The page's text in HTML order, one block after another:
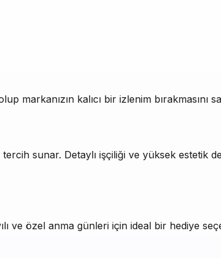
kalıcı bir izlenim bırakmasını
sunar. Detaylı işçiliği ve yüksek estetik
ve özel anma günleri için ideal bir hediye